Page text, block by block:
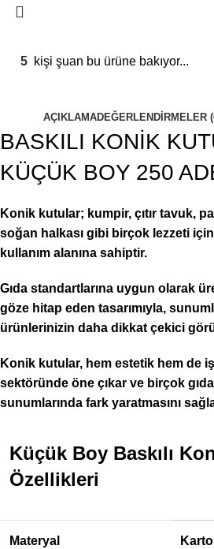
5 kişi şuan bu ürüne bakıyor...
AÇIKLAMADEĞERLENDIRMELER
BASKILI KONİK
KÜÇÜK BOY 250
Konik kutular; kumpir, çıtır tavuk,
soğan halkası gibi birçok lezzeti
kullanım alanına sahiptir.
Gıda standartlarına uygun olarak
göze hitap eden tasarımıyla,
ürünlerinizin daha dikkat çekici
Konik kutular, hem estetik hem de
sektöründe öne çıkar ve birçok
sunumlarında fark yaratmasını
Küçük Boy Baskılı
Özellikleri
Materyal